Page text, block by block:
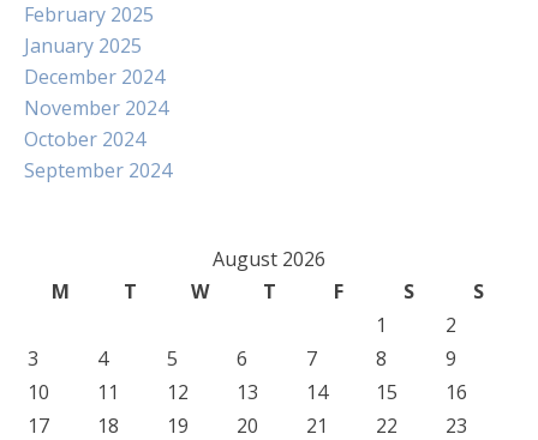
February 2025
January 2025
December 2024
November 2024
October 2024
September 2024
August 2026
M
T W T F S
S
1
2
3
4 5 6 7 8
9
10
11 12 13 14 15
16
17
18 19 20 21 22
23